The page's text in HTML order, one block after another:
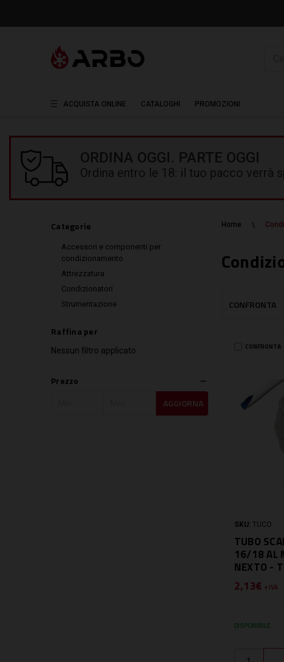
ACQUISTA ONLINE CATALOGHI PROMOZIONI
ORDINA OGGI. PARTE OGGI
Ordina entro le 18: il tuo pacco verrà
Home
Categorie
Accessori e componenti per
condizionamento
Attrezzatura
Condizionatori
Strumentazione
Raffina per
Nessun filtro applicato
Prezzo
AGGIORNA
CONFRONTA
CONFRONTA
SKU: TUCO
TUBO
16/18 AL
NEXTO -
2,13€ + IVA
DISPONIBILE